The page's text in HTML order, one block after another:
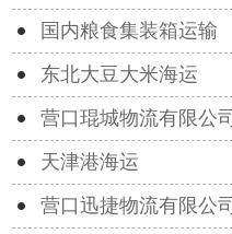
国内粮食集装箱运输
东北大豆大米海运
营口琨城物流有限公司
天津港海运
营口迅捷物流有限公司